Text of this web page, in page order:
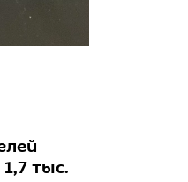
тыс.